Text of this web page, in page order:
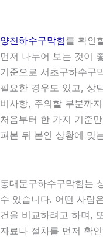
양천하수구막힘를 확인
먼저 나누어 보는 것이
기준으로 서초구하수구
필요한 경우도 있고, 상
비사항, 주의할 부분까
처음부터 한 가지 기준
펴본 뒤 본인 상황에 맞
동대문구하수구막힘는
수 있습니다. 어떤 사람
건을 비교하려고 하며,
자료나 절차를 먼저 확